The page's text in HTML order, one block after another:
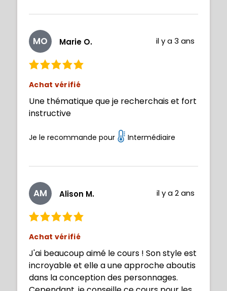
MO Marie O. il y a 3 ans
Achat vérifié
Une thématique que je recherchais et fort
instructive
Je le recommande pour Intermédiaire
AM Alison M. il y a 2 ans
Achat vérifié
J'ai beaucoup aimé le cours ! Son style est
incroyable et elle a une approche aboutis
dans la conception des personnages.